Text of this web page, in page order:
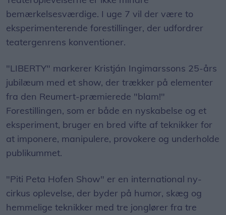
bemærkelsesværdige. I uge 7 vil der være to
eksperimenterende forestillinger, der udfordrer
teatergenrens konventioner.
"LIBERTY" markerer Kristján Ingimarssons 25-års
jubilæum med et show, der trækker på elementer
fra den Reumert-præmierede "blam!"
Forestillingen, som er både en nyskabelse og et
eksperiment, bruger en bred vifte af teknikker for
at imponere, manipulere, provokere og underholde
publikummet.
"Piti Peta Hofen Show" er en international ny-
cirkus oplevelse, der byder på humor, skæg og
hemmelige teknikker med tre jonglører fra tre